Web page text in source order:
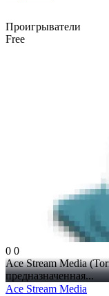
Проигрыватели
Free
0 0
Ace Stream Media
предназначенная...
Ace Stream Media